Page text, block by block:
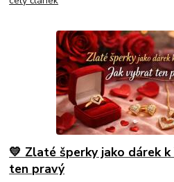
💛 Zlaté šperky jako dárek
ten pravý